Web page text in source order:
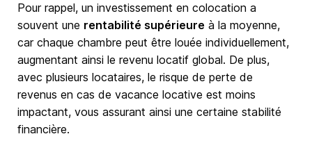
Pour rappel, un investissement en colocation a
souvent une rentabilité supérieure à la moyenne,
car chaque chambre peut être louée individuellement,
augmentant ainsi le revenu locatif global. De plus,
avec plusieurs locataires, le risque de perte de
revenus en cas de vacance locative est moins
impactant, vous assurant ainsi une certaine stabilité
financière.